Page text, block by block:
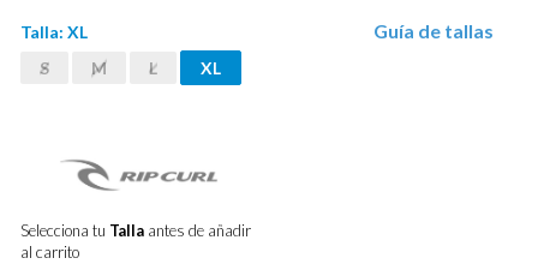
Talla:XL Guía de tallas
S M L XL
Selecciona tu Talla antes de añadir
al carrito